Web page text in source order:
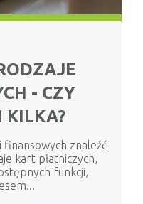
- CZY
KILKA?
znaleźć
kart płatniczych,
funkcji,